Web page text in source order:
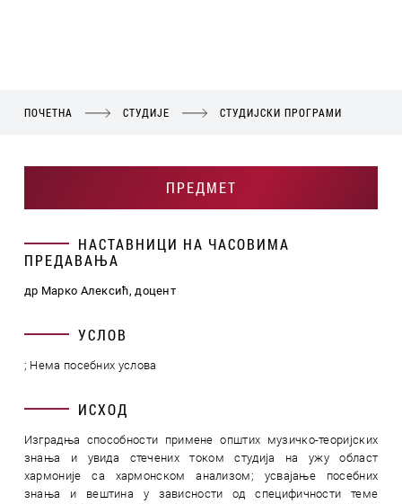
ПОЧЕТНА СТУДИЈЕ СТУДИЈСКИ ПРОГРАМИ
ПРЕДМЕТ
НАСТАВНИЦИ НА ЧАСОВИМА
ПРЕДАВАЊА
др Марко Алексић, доцент
УСЛОВ
; Нема посебних услова
ИСХОД
Изградња способности примене општих музичко-теоријских
знања и увида стечених током студија на ужу област
хармоније са хармонском анализом; усвајање посебних
знања и вештина у зависности од специфичности теме